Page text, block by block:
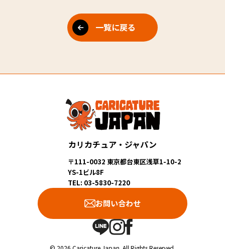
一覧に戻る
カリカチュア・ジャパン
〒111-0032 東京都台東区浅草1-10-2
YS-1ビル8F
TEL: 03-5830-7220
お問い合わせ